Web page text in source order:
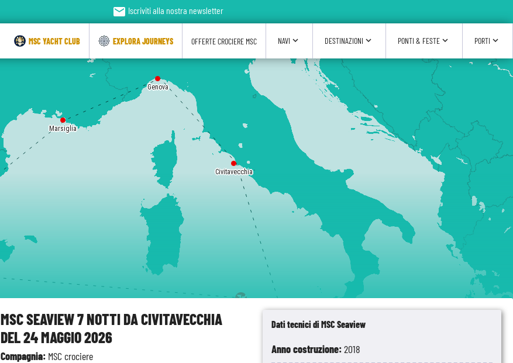
MSC SEAVIEW 7 NOTTI DA CIVITAVECCHIA
DEL 24 MAGGIO 2026
Compagnia: MSC crociere
Dati tecnici di MSC Seaview
Anno costruzione:2018
Civitavecchia
Palermo
Marsiglia
Genova
email Iscriviti alla nostra newsletter
MSC YACHT CLUB EXPLORA JOURNEYS OFFERTE CROCIERE MSC NAVI expand_more DESTINAZIONI expand_more PONTI & FESTE expand_more PORTI expand_more